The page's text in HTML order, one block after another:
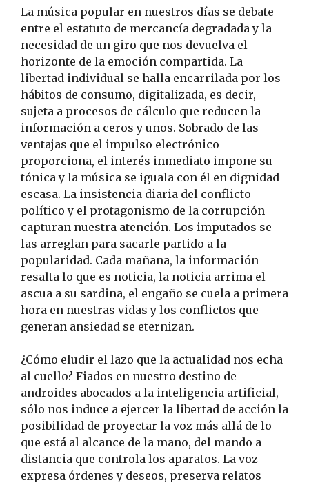
La música popular en nuestros días se debate
entre el estatuto de mercancía degradada y la
necesidad de un giro que nos devuelva el
horizonte de la emoción compartida. La
libertad individual se halla encarrilada por los
hábitos de consumo, digitalizada, es decir,
sujeta a procesos de cálculo que reducen la
información a ceros y unos. Sobrado de las
ventajas que el impulso electrónico
proporciona, el interés inmediato impone su
tónica y la música se iguala con él en dignidad
escasa. La insistencia diaria del conflicto
político y el protagonismo de la corrupción
capturan nuestra atención. Los imputados se
las arreglan para sacarle partido a la
popularidad. Cada mañana, la información
resalta lo que es noticia, la noticia arrima el
ascua a su sardina, el engaño se cuela a primera
hora en nuestras vidas y los conflictos que
generan ansiedad se eternizan.
¿Cómo eludir el lazo que la actualidad nos echa
al cuello? Fiados en nuestro destino de
androides abocados a la inteligencia artificial,
sólo nos induce a ejercer la libertad de acción la
posibilidad de proyectar la voz más allá de lo
que está al alcance de la mano, del mando a
distancia que controla los aparatos. La voz
expresa órdenes y deseos, preserva relatos